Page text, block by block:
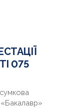
075
«Бакалавр»